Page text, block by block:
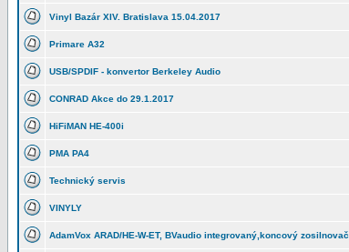
Vinyl Bazár XIV. Bratislava 15.04.2017
Primare A32
USB/SPDIF - konvertor Berkeley Audio
CONRAD Akce do 29.1.2017
HiFiMAN HE-400i
PMA PA4
Technický servis
VINYLY
AdamVox ARAD/HE-W-ET, BVaudio integrovaný,koncový zosilnovač